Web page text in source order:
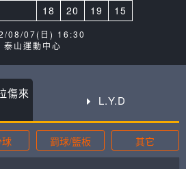
18 20 19 15
08/07(日) 16:30
泰山運動中心
傷來
L.Y.D
罰球/籃板 其它